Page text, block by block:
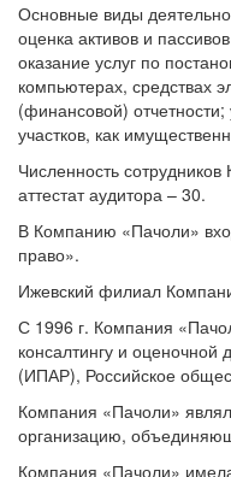
Основные виды
оценка активов и
оказание услуг по
компьютерах, средствах
(финансовой)
участков, как
Численность
аттестат аудитора – 30.
В Компанию «Пачоли»
право».
Ижевский филиал
С 1996 г. Компания
консалтингу и
(ИПАР), Российское
Компания «Пачоли»
организацию,
Компания «Пачоли»